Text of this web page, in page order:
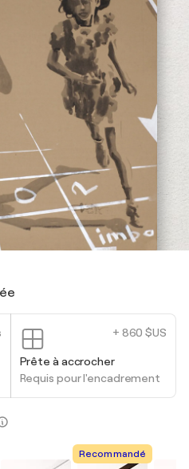
+ 860 $US
Prête à accrocher
Requis pour l'encadrement
Recommandé